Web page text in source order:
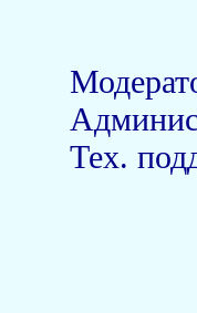
Тех.